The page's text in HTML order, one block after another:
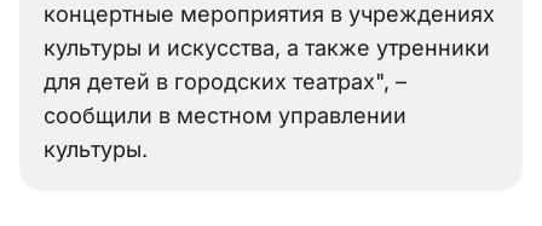
концертные мероприятия в учреждениях
культуры и искусства, а также утренники
для детей в городских театрах", –
сообщили в местном управлении
культуры.